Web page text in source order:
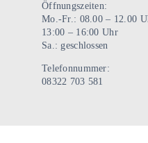
Öffnungszeiten:
Mo.-Fr.: 08.00 – 12.00
13:00 – 16:00 Uhr
Sa.: geschlossen
Telefonnummer:
08322 703 581